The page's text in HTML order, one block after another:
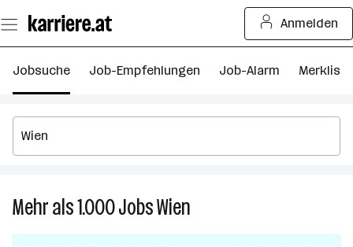
Seiteninhalt
springen
Anmelden
Jobsuche Job-Empfehlungen Job-Alarm Merkliste
Mehr als 1.000JobsWien